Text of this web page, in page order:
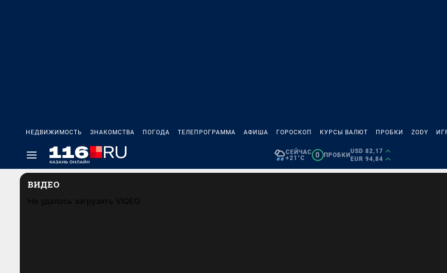
НЕДВИЖИМОСТЬ ЗНАКОМСТВА ПОГОДА ТЕЛЕПРОГРАММА АФИША ГОРОСКОП КУРСЫ ВАЛЮТ ПРОБКИ ZODY
СЕЙЧАС
+21°C
0 ПРОБКИ
USD 82,17
EUR 94,84
ВИДЕО
Не удалось загрузить VIQEO